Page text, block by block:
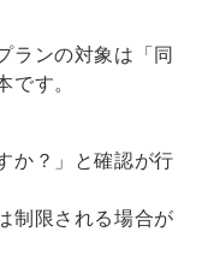
ランの対象は「同
す。
か？」と確認が行
制限される場合が